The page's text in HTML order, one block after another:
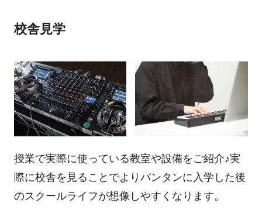
校舎見学
授業で実際に使っている教室や設備をご紹介♪実
際に校舎を見ることでよりバンタンに入学した後
のスクールライフが想像しやすくなります。